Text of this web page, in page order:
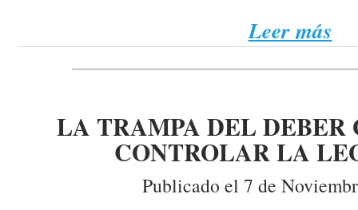
Leer más
LA TRAMPA DEL DEBER
CONTROLAR LA
Publicado el 7 de